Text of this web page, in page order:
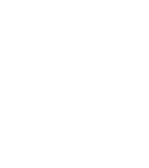
-sovitin, 5-pack